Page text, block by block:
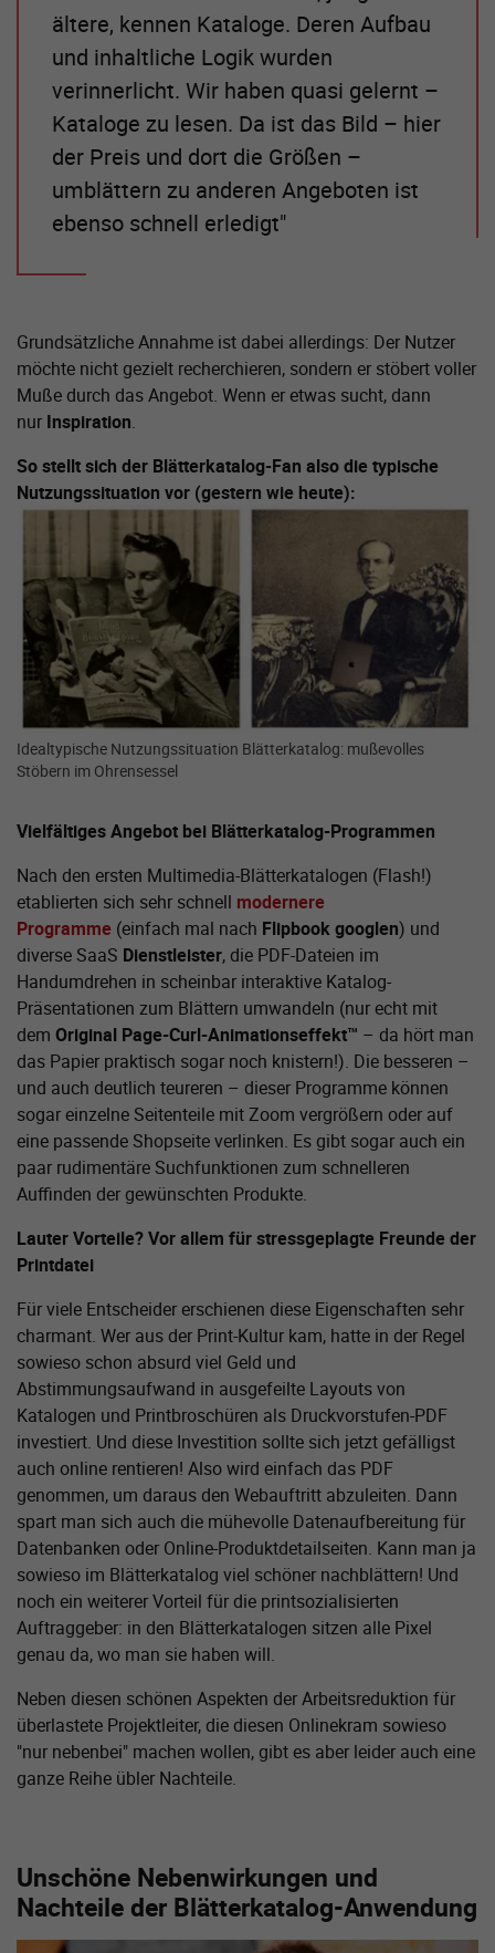
Zeige größere Version von:
Idealtypische Nutzungssituation Blätterkatalog: mußevolles
Stöbern im Ohrensessel
ältere, kennen Kataloge. Deren Aufbau
und inhaltliche Logik wurden
verinnerlicht. Wir haben quasi gelernt –
Kataloge zu lesen. Da ist das Bild – hier
der Preis und dort die Größen –
umblättern zu anderen Angeboten ist
ebenso schnell erledigt"
Grundsätzliche Annahme ist dabei allerdings: Der Nutzer
möchte nicht gezielt recherchieren, sondern er stöbert voller
Muße durch das Angebot. Wenn er etwas sucht, dann
nur Inspiration.
So stellt sich der Blätterkatalog-Fan also die typische
Nutzungssituation vor (gestern wie heute):
Vielfältiges Angebot bei Blätterkatalog-Programmen
Nach den ersten Multimedia-Blätterkatalogen (Flash!)
etablierten sich sehr schnell modernere
Programme (einfach mal nach Flipbook googlen) und
diverse SaaS Dienstleister, die PDF-Dateien im
Handumdrehen in scheinbar interaktive Katalog-
Präsentationen zum Blättern umwandeln (nur echt mit
dem Original Page-Curl-Animationseffekt™ – da hört man
das Papier praktisch sogar noch knistern!). Die besseren –
und auch deutlich teureren – dieser Programme können
sogar einzelne Seitenteile mit Zoom vergrößern oder auf
eine passende Shopseite verlinken. Es gibt sogar auch ein
paar rudimentäre Suchfunktionen zum schnelleren
Auffinden der gewünschten Produkte.
Lauter Vorteile? Vor allem für stressgeplagte Freunde der
Printdatei
Für viele Entscheider erschienen diese Eigenschaften sehr
charmant. Wer aus der Print-Kultur kam, hatte in der Regel
sowieso schon absurd viel Geld und
Abstimmungsaufwand in ausgefeilte Layouts von
Katalogen und Printbroschüren als Druckvorstufen-PDF
investiert. Und diese Investition sollte sich jetzt gefälligst
auch online rentieren! Also wird einfach das PDF
genommen, um daraus den Webauftritt abzuleiten. Dann
spart man sich auch die mühevolle Datenaufbereitung für
Datenbanken oder Online-Produktdetailseiten. Kann man ja
sowieso im Blätterkatalog viel schöner nachblättern! Und
noch ein weiterer Vorteil für die printsozialisierten
Auftraggeber: in den Blätterkatalogen sitzen alle Pixel
genau da, wo man sie haben will.
Neben diesen schönen Aspekten der Arbeitsreduktion für
überlastete Projektleiter, die diesen Onlinekram sowieso
"nur nebenbei" machen wollen, gibt es aber leider auch eine
ganze Reihe übler Nachteile.
Unschöne Nebenwirkungen und
Nachteile der Blätterkatalog-Anwendung